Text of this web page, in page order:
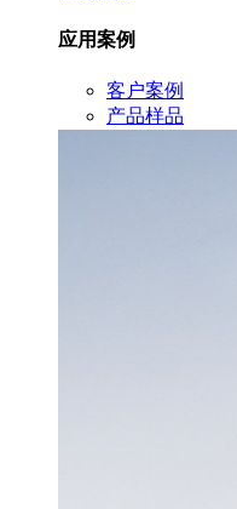
应用案例
客户案例
产品样品